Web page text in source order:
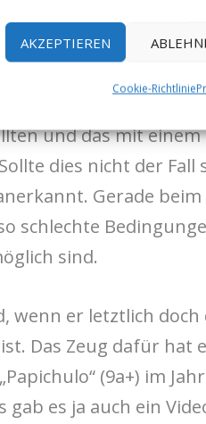
AKZEPTIEREN
Cookie-Richtlinie
leider immer wieder,
Begehungen im
und das mit einem
dies nicht der Fall
Gerade
schlechte
sind.
wenn er letztlich doch
Das Zeug dafür hat
(9a+) im
gab es ja auch ein